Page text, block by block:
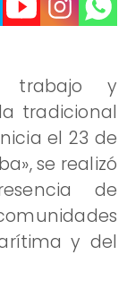
trabajo y
tradicional
el 23 de
se realizó
de
y del